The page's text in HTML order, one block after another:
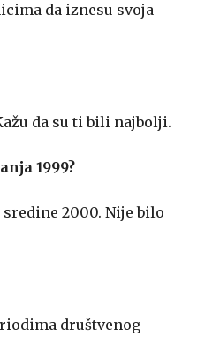
da iznesu svoja
da su ti bili najbolji.
1999?
sredine 2000. Nije bilo
društvenog